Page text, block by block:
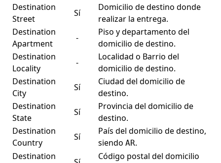
Destination
Street
Sí
Domicilio de destino donde
realizar la entrega.
Destination
Apartment
-
Piso y departamento del
domicilio de destino.
Destination
Locality
-
Localidad o Barrio del
domicilio de destino.
Destination
City
Sí
Ciudad del domicilio de
destino.
Destination
State
Sí
Provincia del domicilio de
destino.
Destination
Country
Sí
País del domicilio de destino,
siendo AR.
Destination
Código postal del domicilio